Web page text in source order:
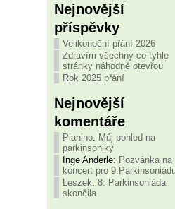
Nejnovější
příspěvky
Velikonoční přání 2026
Zdravím všechny co tyhle
stránky náhodně otevřou
Rok 2025 přání
Nejnovější
komentáře
Pianino: Můj pohled na
parkinsoniky
Inge Anderle: Pozvánka na
koncert pro
Leszek:8. Parkinsoniáda
skončila